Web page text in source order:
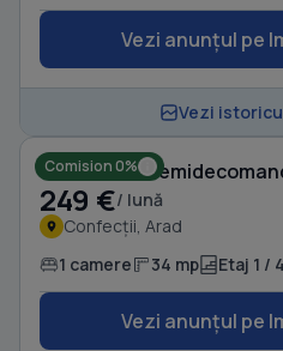
Vezi anunțul pe
Vezi
Comision 0%
249 €/ lună
Confecții, Arad
1 camere 34 mp Etaj 1 / 4
Vezi anunțul pe